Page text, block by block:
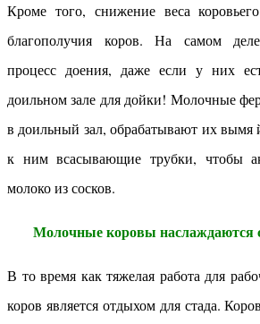
Кроме того, снижение веса
благополучия коров. На самом
процесс доения, даже если у них
доильном зале для дойки! Молочные
в доильный зал, обрабатывают их
к ним всасывающие трубки, чтобы
молоко из сосков.
Молочные коровы наслаждаются
В то время как тяжелая работа для
коров является отдыхом для стада.